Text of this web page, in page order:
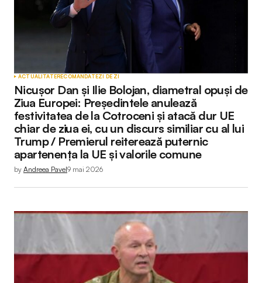
ACTUALITATERECOMANDATEZI DE ZI
Nicușor Dan și Ilie Bolojan, diametral opuși de
Ziua Europei: Președintele anulează
festivitatea de la Cotroceni și atacă dur UE
chiar de ziua ei, cu un discurs similiar cu al lui
Trump / Premierul reiterează puternic
apartenența la UE și valorile comune
by Andreea Pavel9 mai 2026